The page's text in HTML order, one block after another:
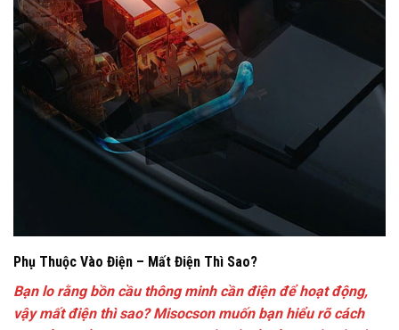
Phụ Thuộc Vào Điện – Mất Điện Thì Sao?
Bạn lo rằng bồn cầu thông minh cần điện để hoạt động,
vậy mất điện thì sao? Misocson muốn bạn hiểu rõ cách